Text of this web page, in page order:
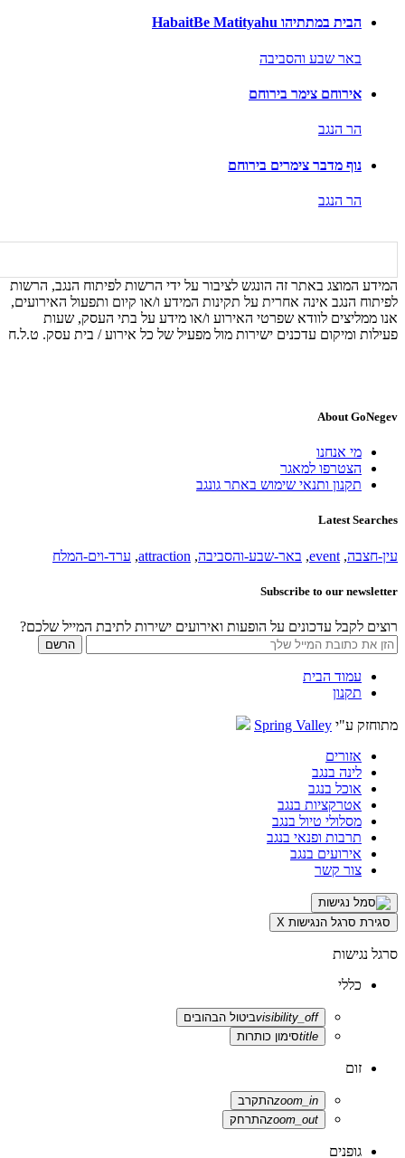
הבית במתתיהו HabaitBe Matityahu
באר שבע והסביבה
אירוחם צימר בירוחם
הר הנגב
נוף מדבר צימרים בירוחם
הר הנגב
המידע המוצג באתר זה הונגש לציבור על ידי הרשות לפיתוח הנגב, הרשות
לפיתוח הנגב אינה אחרית על תקינות המידע ו/או קיום ותפעול האירועים,
אנו ממליצים לוודא שפרטי האירוע ו/או מידע על בתי העסק, שעות
פעילות ומיקום עדכנים ישירות מול מפעיל של כל אירוע / בית עסק. ט.ל.ח
About GoNegev
מי אנחנו
הצטרפו למאגר
תקנון ותנאי שימוש באתר גונגב
Latest Searches
עין-חצבה,
event
, באר-שבע-והסביבה,
attraction
, ערד-וים-המלח
Subscribe to our newsletter
רוצים לקבל עדכונים על הופעות ואירועים ישירות לתיבת המייל שלכם?
עמוד הבית
תקנון
מתוחזק ע"י Spring Valley
אזורים
לינה בנגב
אוכל בנגב
אטרקציות בנגב
מסלולי טיול בנגב
תרבות ופנאי בנגב
אירועים בנגב
צור קשר
סגירת סרגל הנגישות X
סרגל נגישות
כללי
visibility_offביטול הבהובים
titleסימון כותרות
זום
zoom_inהתקרב
zoom_outהתרחק
גופנים